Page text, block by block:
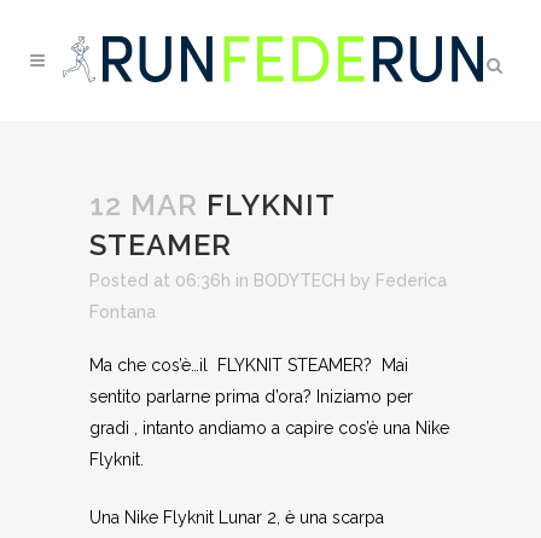
12 MAR FLYKNIT
STEAMER
Posted at 06:36h in BODYTECH by Federica
Fontana
Ma che cos’è…il FLYKNIT STEAMER? Mai
sentito parlarne prima d’ora? Iniziamo per
gradi , intanto andiamo a capire cos’è una Nike
Flyknit.
Una Nike Flyknit Lunar 2, è una scarpa